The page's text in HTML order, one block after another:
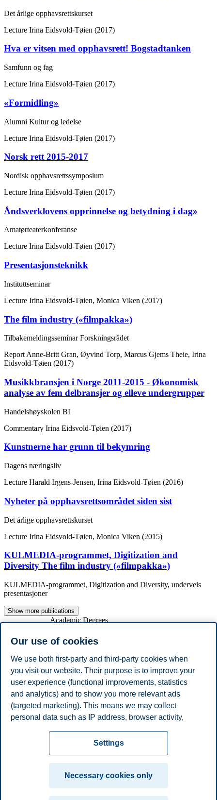
Det årlige opphavsrettskurset
Lecture Irina Eidsvold-Tøien (2017)
Hva er vitsen med opphavsrett! Bogstadtanken
Samfunn og fag
Lecture Irina Eidsvold-Tøien (2017)
«Formidling»
Alumni Kultur og ledelse
Lecture Irina Eidsvold-Tøien (2017)
Norsk rett 2015-2017
Nordisk opphavsrettssymposium
Lecture Irina Eidsvold-Tøien (2017)
Åndsverklovens opprinnelse og betydning i dag»
Amatørteaterkonferanse
Lecture Irina Eidsvold-Tøien (2017)
Presentasjonsteknikk
Instituttseminar
Lecture Irina Eidsvold-Tøien, Monica Viken (2017)
The film industry («filmpakka»)
Tilbakemeldingsseminar Forskningsrådet
Report Anne-Britt Gran, Øyvind Torp, Marcus Gjems Theie, Irina
Eidsvold-Tøien (2017)
Musikkbransjen i Norge 2011-2015 - Økonomisk
analyse av fem delbransjer og elleve undergrupper
Handelshøyskolen BI
Commentary Irina Eidsvold-Tøien (2017)
Kunstnerne har grunn til bekymring
Dagens næringsliv
Lecture Harald Irgens-Jensen, Irina Eidsvold-Tøien (2016)
Nyheter på opphavsrettsområdet siden sist
Det årlige opphavsrettskurset
Lecture Irina Eidsvold-Tøien, Monica Viken (2015)
KULMEDIA-programmet, Digitization and
Diversity The film industry («filmpakka»)
KULMEDIA-programmet, Digitization and Diversity, underveis
presentasjoner
Show more publications
Academic Degrees
2015 University of Oslo
Work Experience
Year
Employer
Job Title
2023 - Present Handelshøyskolen BI
Professor
2016 - 2023
BI Norwegian Business School Associate professor
2006 - 2011
TONO
Lawyer
2001 - 2006
Bull & Co Lawyer
Disclaimer
Contact us
TrondheimStavanger
Our use of cookies
We use both first-party and third-party cookies when
you visit our website. Their purpose is to improve your
user experience (functional improvements, statistics
and analytics) and to show you more relevant ads
(targeted marketing). This means we may collect
personal data such as IP address, browser activity,
necessary for the website to function, you can either
accept all cookies or customize your consent in the
Read more about the cookies we use, what information
Settings
Necessary cookies only